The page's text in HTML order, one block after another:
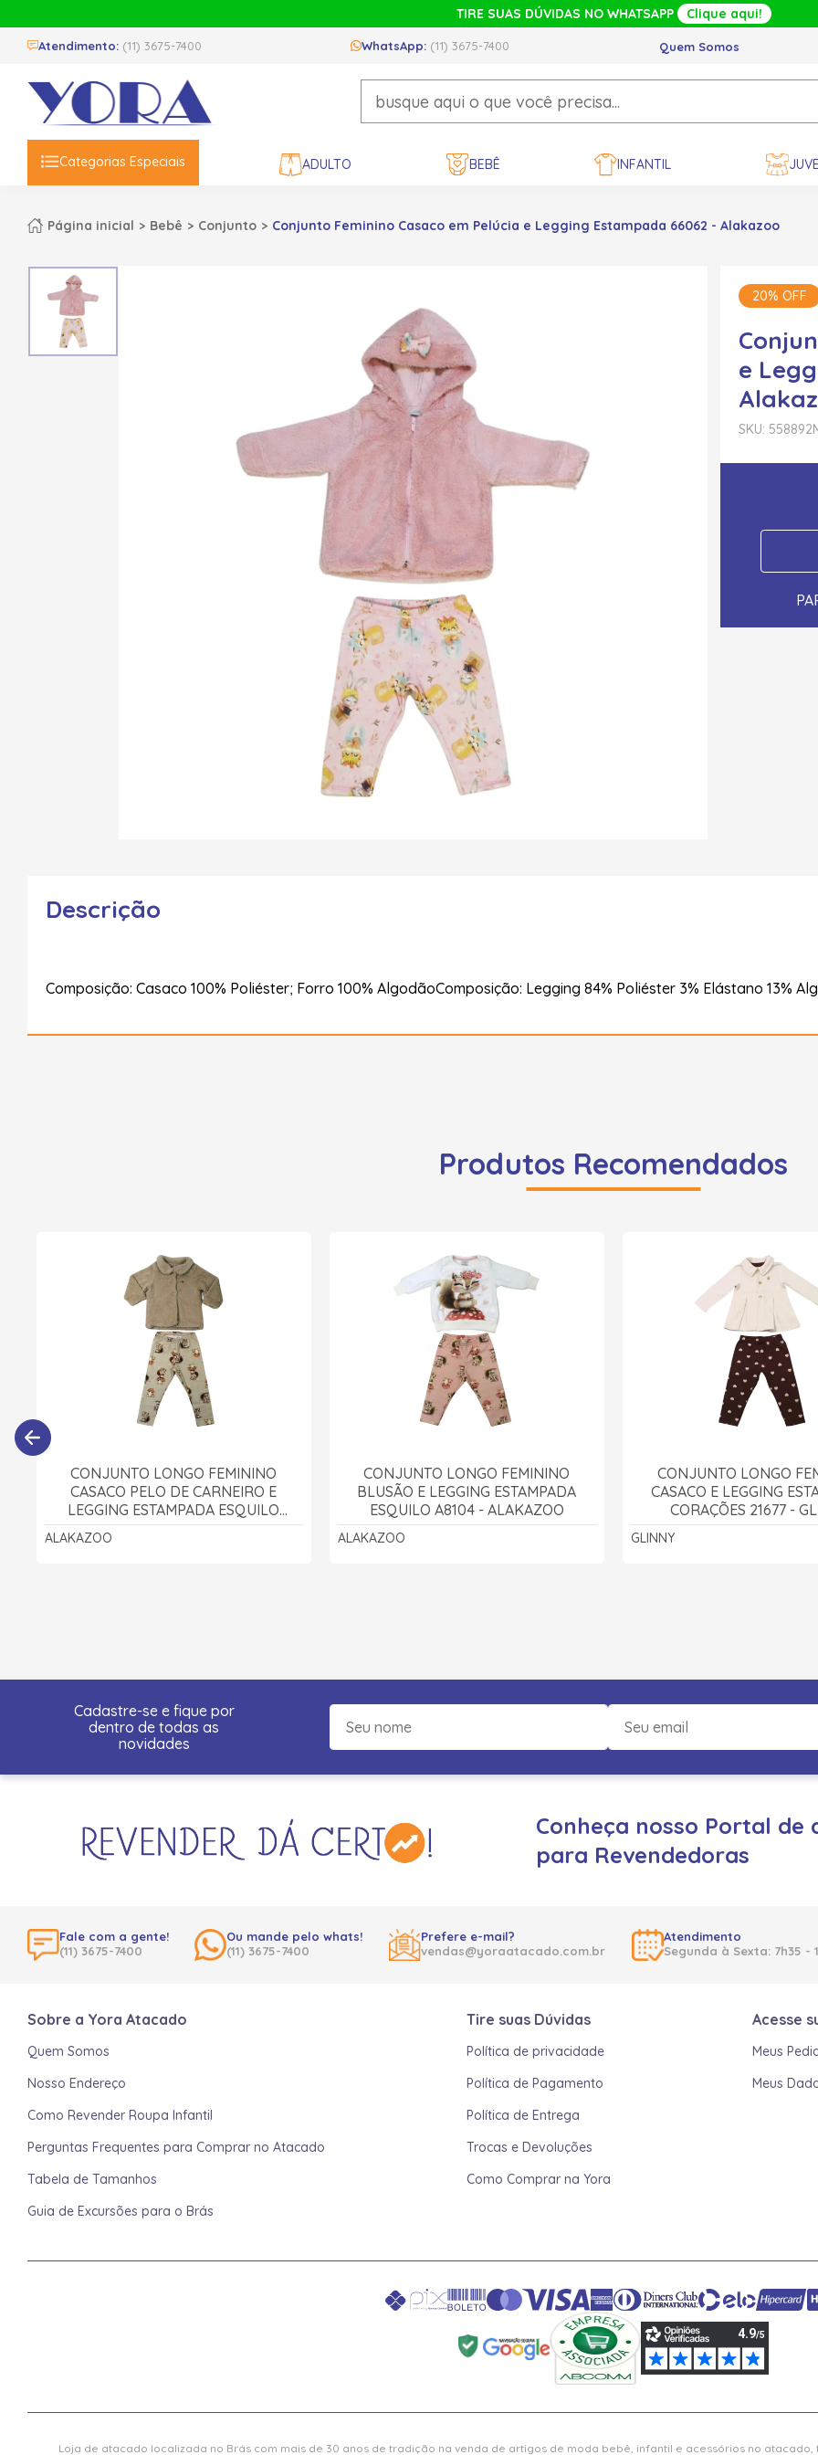
TIRE SUAS DÚVIDAS NO WHATSAPP Clique aqui!
Atendimento: (11) 3675-7400 WhatsApp: (11) 3675-7400 Quem Somos
Categorias Especiais ADULTO BEBÊ INFANTIL
Página inicial Bebê Conjunto Conjunto Feminino Casaco em Pelúcia e Legging Estampada 66062 - Alakazoo
20% OFF
e
SKU: 558892
Descrição
Composição: Casaco 100% Poliéster; Forro 100% AlgodãoComposição: Legging 84% Poliéster 3% Elástano 13%
Produtos Recomendados
CONJUNTO LONGO FEMININO
CASACO PELO DE CARNEIRO E
LEGGING ESTAMPADA ESQUILO
A8107 - ALAKAZOO
ALAKAZOO
CONJUNTO LONGO FEMININO
BLUSÃO E LEGGING ESTAMPADA
ESQUILO A8104 - ALAKAZOO
ALAKAZOO
CONJUNTO LONGO
CASACO E LEGGING
CORAÇÕES 21677 -
GLINNY
Cadastre-se e fique por
dentro de todas as
novidades
Conheça nosso Portal de
para Revendedoras
Fale com a gente!
(11) 3675-7400
Ou mande pelo whats!
(11) 3675-7400
Prefere e-mail?
vendas@yoraatacado.com.br
Atendimento
Segunda à Sexta: 7h35 -
Sobre a Yora Atacado
Quem Somos
Nosso Endereço
Como Revender Roupa Infantil
Perguntas Frequentes para Comprar no Atacado
Tabela de Tamanhos
Guia de Excursões para o Brás
Tire suas Dúvidas
Política de privacidade
Política de Pagamento
Política de Entrega
Trocas e Devoluções
Como Comprar na Yora
Acesse
Meus
Meus
Loja de atacado localizada no Brás com mais de 30 anos de tradição na venda de artigos de moda bebê, infantil e acessórios no